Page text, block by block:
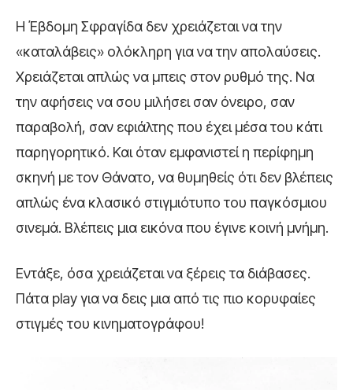
Η Έβδομη Σφραγίδα δεν χρειάζεται να την
«καταλάβεις» ολόκληρη για να την απολαύσεις.
Χρειάζεται απλώς να μπεις στον ρυθμό της. Να
την αφήσεις να σου μιλήσει σαν όνειρο, σαν
παραβολή, σαν εφιάλτης που έχει μέσα του κάτι
παρηγορητικό. Και όταν εμφανιστεί η περίφημη
σκηνή με τον Θάνατο, να θυμηθείς ότι δεν βλέπεις
απλώς ένα κλασικό στιγμιότυπο του παγκόσμιου
σινεμά. Βλέπεις μια εικόνα που έγινε κοινή μνήμη.
Εντάξε, όσα χρειάζεται να ξέρεις τα διάβασες.
Πάτα play για να δεις μια από τις πιο κορυφαίες
στιγμές του κινηματογράφου!